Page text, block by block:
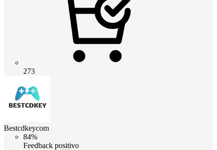
273
Bestcdkeycom
84%
Feedback positivo